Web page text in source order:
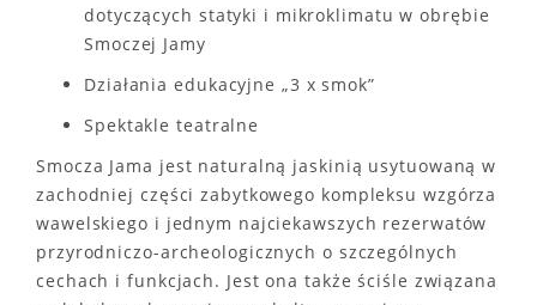
dotyczących statyki i mikroklimatu w obrębie
Smoczej Jamy
Działania edukacyjne „3 x smok”
Spektakle teatralne
Smocza Jama jest naturalną jaskinią usytuowaną w
zachodniej części zabytkowego kompleksu wzgórza
wawelskiego i jednym najciekawszych rezerwatów
przyrodniczo-archeologicznych o szczególnych
cechach i funkcjach. Jest ona także ściśle związana